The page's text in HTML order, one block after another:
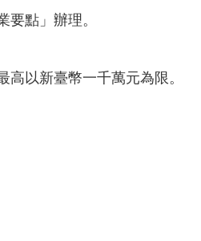
要點」辦理。
以新臺幣一千萬元為限。